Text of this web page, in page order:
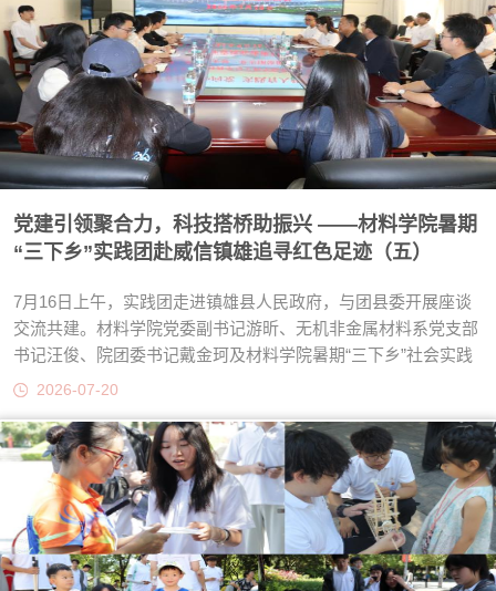
坚持统筹推进、举一反三；要增强纪...
党建引领聚合力，科技搭桥助振兴 ——材料学院暑期
“三下乡”实践团赴威信镇雄追寻红色足迹（五）
7月16日上午，实践团走进镇雄县人民政府，与团县委开展座谈
交流共建。材料学院党委副书记游昕、无机非金属材料系党支部
书记汪俊、院团委书记戴金珂及材料学院暑期“三下乡”社会实践
团队和镇雄团县委一同交流座谈。学院党委副书记游昕指出，材
料产业发展的坚强后盾。期待通过共享科研资源，将学院的“智
力富矿”转化为地方产业的“发展动能”。学院无机非金属材料系教
师党支部书记汪俊、材料学院青年教师邓骞，分享了学院无机非
金属系教师党支部建设的创新...
2026-07-20